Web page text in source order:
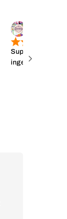
Super snelle
ingepakt. Erg